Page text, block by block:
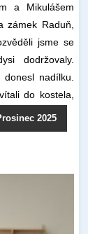
2025
a Mikulášem
zámek Raduň,
jsme se
dodržovaly.
nadílku.
do kostela,